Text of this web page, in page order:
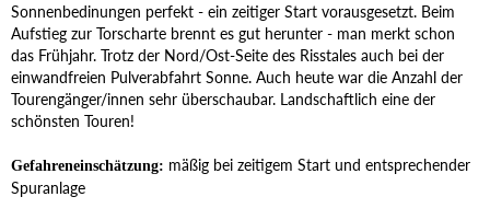
Sonnenbedinungen perfekt - ein zeitiger Start vorausgesetzt. Beim
Aufstieg zur Torscharte brennt es gut herunter - man merkt schon
das Frühjahr. Trotz der Nord/Ost-Seite des Risstales auch bei der
einwandfreien Pulverabfahrt Sonne. Auch heute war die Anzahl der
Tourengänger/innen sehr überschaubar. Landschaftlich eine der
schönsten Touren!
Gefahreneinschätzung: mäßig bei zeitigem Start und entsprechender
Spuranlage